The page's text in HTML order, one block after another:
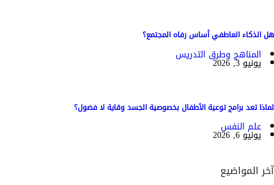
هل الذكاء العاطفي أساس رفاه المجتمع؟
المناهج وطرق التدريس
يونيو 3, 2026
لماذا تعد برامج توعية الأطفال بخصوصية الجسد وقاية لا فضول؟
علم النفس
يونيو 6, 2026
آخر المواضيع